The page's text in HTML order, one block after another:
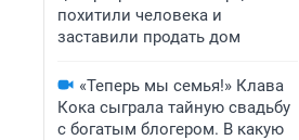
похитили человека и
заставили продать дом
«Теперь мы семья!» Клава
Кока сыграла тайную свадьбу
с богатым блогером. В какую